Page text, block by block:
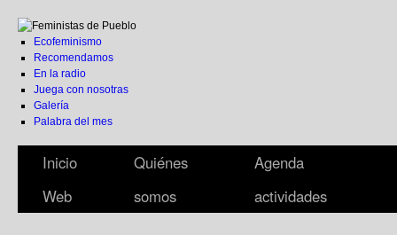
Ecofeminismo
Recomendamos
En la radio
Juega con nosotras
Galería
Palabra del mes
Inicio
Web
Quiénes
somos
Agenda
actividades